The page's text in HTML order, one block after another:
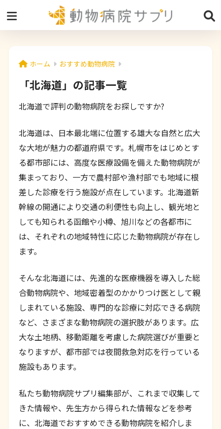
ホーム おすすめ動物病院
「北海道」の記事一覧
北海道で評判の動物病院をお探しですか?
北海道は、日本最北端に位置する雄大な自然と広大
な大地が魅力の都道府県です。札幌市をはじめとす
る都市部には、高度な医療設備を備えた動物病院が
集まっており、一方で農村部や漁村部でも地域に根
差した診療を行う施設が点在しています。北海道新
幹線の開通により交通の利便性も向上し、観光地と
しても知られる函館や小樽、旭川などの各都市に
は、それぞれの地域特性に応じた動物病院が存在し
ます。
そんな北海道には、先進的な医療機器を導入した総
合動物病院や、地域密着型のかかりつけ医として親
しまれている施設、専門的な診療に対応できる病院
など、さまざまな動物病院の選択肢があります。広
大な土地柄、移動距離を考慮した病院選びが重要と
なりますが、都市部では夜間救急対応を行っている
施設もあります。
私たち動物病院サプリ編集部が、これまで収集して
きた情報や、先生方から得られた情報などを参考
に、北海道でおすすめできる動物病院を紹介しま